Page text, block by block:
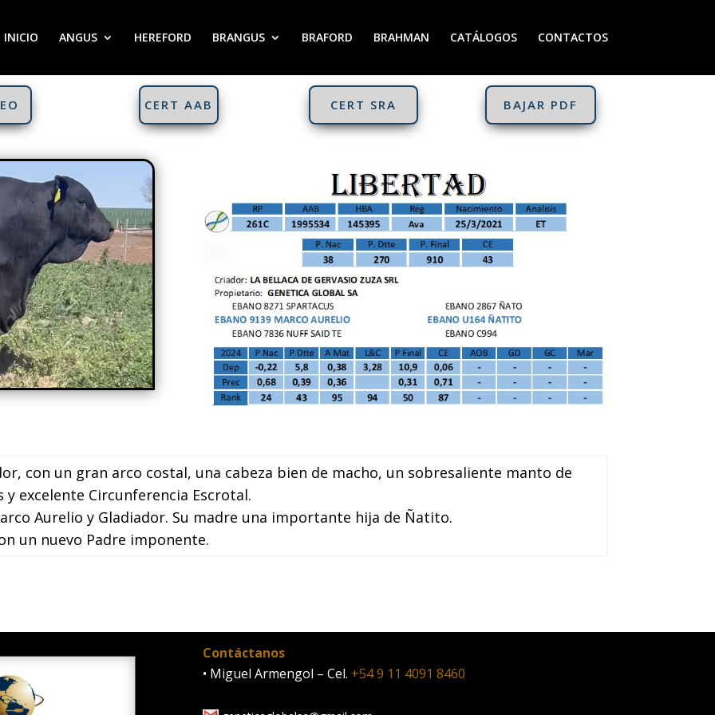
INICIO ANGUS HEREFORD BRANGUS BRAFORD BRAHMAN CATÁLOGOS CONTACTOS
CERT AAB CERT SRA BAJAR PDF
con un gran arco costal, una cabeza bien de macho, un sobresaliente manto de
excelente Circunferencia Escrotal.
Aurelio y Gladiador. Su madre una importante hija de Ñatito.
un nuevo Padre imponente.
Contáctanos
• Miguel Armengol – Cel. +54 9 11 4091 8460